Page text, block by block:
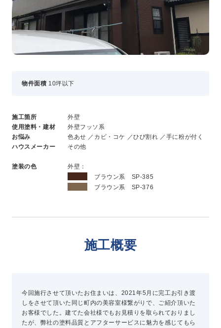
施工事例
外壁セルフチェック
無料点検・お見積もり
メッセージ
仕事紹介
キャリア形成
福利厚生・社内イベント
新卒採用
中途採用
よくある質問
資料請求
簡単Web見積もり（無料）
現地診断見積もり（無料）
物件面積 10坪以下
施工箇所
外壁
使用塗料・建材
外壁フッソ系
お悩み
色あせ ／カビ・コケ ／ひび割れ ／手に粉が付く
ハウスメーカー
その他
塗装の色
外壁：
ブラウン系 SP-385
ブラウン系 SP-376
施工概要
今回施行させて頂いたお住まいは、2021年5月に完工お引き渡
しをさせて頂いた同じ町内の美容室様繋がりで、ご紹介頂いた
お客様でした。建てた会社様でもお見積りを取られておりまし
たが、弊社の塗料品質とアフターサービスに魅力を感じてもら